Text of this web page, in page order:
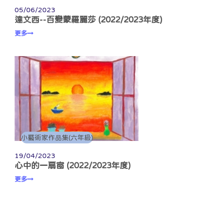
05/06/2023
達文西--百變蒙羅麗莎 (2022/2023年度)
更多
小藝術家作品集(六年級)
19/04/2023
心中的一扇窗 (2022/2023年度)
更多